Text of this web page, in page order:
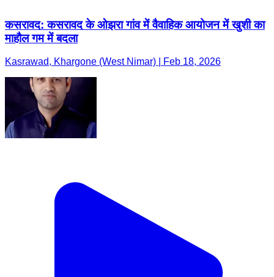
कसरावद: कसरावद के ओझरा गांव में वैवाहिक आयोजन में खुशी का
माहौल गम में बदला
Kasrawad, Khargone (West Nimar) | Feb 18, 2026